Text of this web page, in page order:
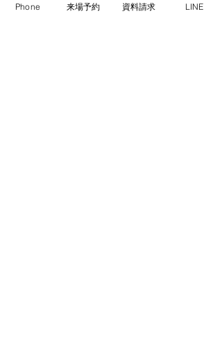
建売、中古住宅、中古物件を希望の方も、意外
Phone 来場予約 資料請求 LINE